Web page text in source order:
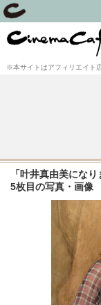
※本サイトはアフィリエイト
「叶井真由美にな
5枚目の写真・画像